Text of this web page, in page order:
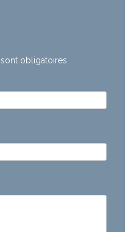
sont obligatoires